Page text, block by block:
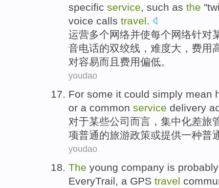
specific service, such as the "
voice calls travel.
运营多个网络并使每个网络针对
音电话的双绞线 ，难度大，费用
对容易而且 费用偏低。
youdao
For some it could simply mean
or a common service delivery
对于某些公司 而言， 集中化差旅
项普通的旅游政策或提供一种普
youdao
The young company is
EveryTrail , a GPS travel